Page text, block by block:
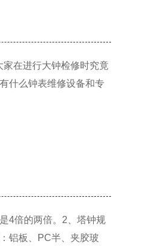
在进行大钟检修时究竟
什么钟表维修设备和专
4倍的两倍。2、塔钟规
铝板、PC半、夹胶玻